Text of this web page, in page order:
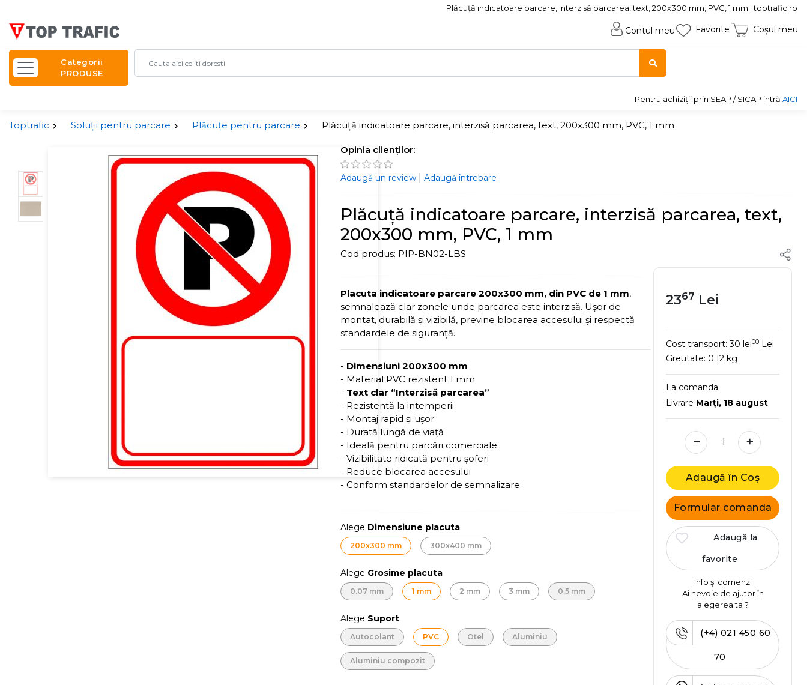
Plăcuță indicatoare parcare, interzisă parcarea, text, 200x300 mm, PVC, 1 mm | toptrafic.ro
Contul meu Favorite Coșul meu
Categorii
PRODUSE
Pentru achiziții prin SEAP / SICAP intră AICI
Toptrafic Soluții pentru parcare Plăcuțe pentru parcare Plăcuță indicatoare parcare, interzisă parcarea, text, 200x300 mm, PVC, 1 mm
Opinia clienților:
Adaugă un review |Adaugă întrebare
Plăcuță indicatoare parcare, interzisă parcarea, text,
200x300 mm, PVC, 1 mm
Cod produs: PIP-BN02-LBS
Placuta indicatoare parcare 200x300 mm, din PVC de 1 mm,
semnalează clar zonele unde parcarea este interzisă. Ușor de
montat, durabilă și vizibilă, previne blocarea accesului și respectă
standardele de siguranță.
- Dimensiuni 200x300 mm
- Material PVC rezistent 1 mm
- Text clar “Interzisă parcarea”
- Rezistentă la intemperii
- Montaj rapid și ușor
- Durată lungă de viață
- Ideală pentru parcări comerciale
- Vizibilitate ridicată pentru șoferi
- Reduce blocarea accesului
- Conform standardelor de semnalizare
Alege Dimensiune placuta
200x300 mm 300x400 mm
Alege Grosime placuta
0.07 mm 1 mm 2 mm 3 mm 0.5 mm
Alege Suport
Autocolant PVC Otel Aluminiu
Aluminiu compozit
2367 Lei
Cost transport:30 lei00 Lei
Greutate: 0.12 kg
La comanda
Livrare Marţi, 18 august
- +
Adaugă în Coș
Formular comanda
Adaugă la
favorite
Info și comenzi
Ai nevoie de ajutor în
alegerea ta ?
(+4) 021 450 60
70